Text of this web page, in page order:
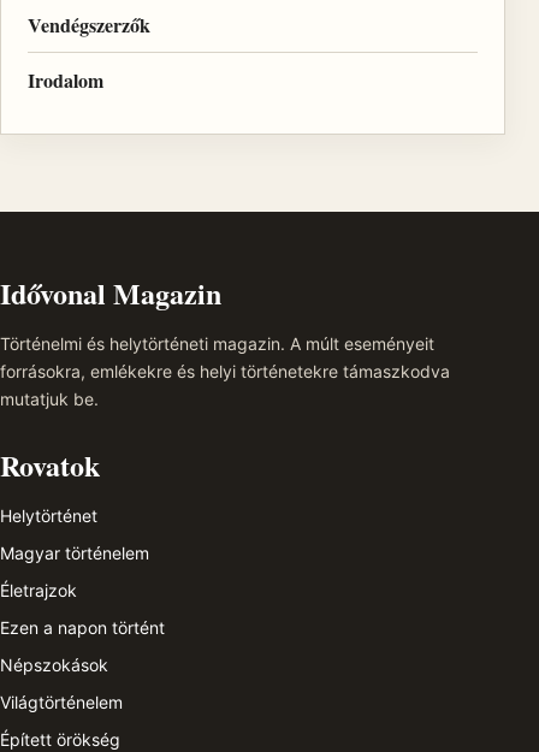
Vendégszerzők
Irodalom
Idővonal Magazin
Történelmi és helytörténeti magazin. A múlt eseményeit
forrásokra, emlékekre és helyi történetekre támaszkodva
mutatjuk be.
Rovatok
Helytörténet
Magyar történelem
Életrajzok
Ezen a napon történt
Népszokások
Világtörténelem
Épített örökség